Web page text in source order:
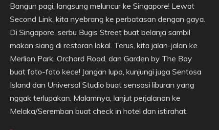
Bangun pagi, langsung meluncur ke Singapore! Lewat
Second Link, kita nyebrang ke perbatasan dengan gaya.
Di Singapore, serbu Bugis Street buat belanja sambil
makan siang di restoran lokal. Terus, kita jalan-jalan ke
Merlion Park, Orchard Road, dan Garden by The Bay
buat foto-foto kece! Jangan lupa, kunjungi juga Sentosa
Island dan Universal Studio buat sensasi liburan yang
nggak terlupakan. Malamnya, lanjut perjalanan ke
Melaka/Seremban buat check in hotel dan istirahat.